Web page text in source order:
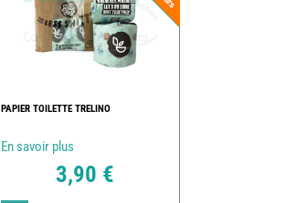
PAPIER TOILETTE TRELINO
En savoir plus
3,90 €